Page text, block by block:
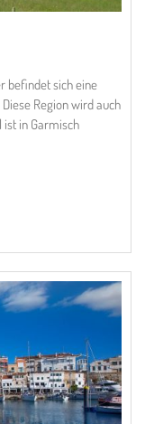
befindet sich eine
Region wird auch
ist in Garmisch